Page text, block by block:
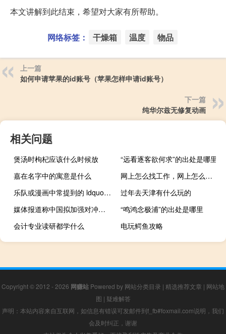
本文讲解到此结束，希望对大家有所帮助。
网络标签： 干燥箱 温度 物品
上一篇
如何申请苹果的id账号（苹果怎样申请id账号）
下一篇
纯华尔兹无修复动画
相关问题
煲汤时枸杞应该什么时候放
“远看逐客欲何求”的出处是哪里
嘉在名字中的寓意是什么
网上怎么找工作，网上怎么找工作
乐队或漫画中常提到的 ldquo 小样 rdquo 是什么意思 英文怎么拼
过年去天津有什么玩的
媒体报道称中国拟加强对冲基金监管？官方回应
“鸣鸿念极浦”的出处是哪里
会计专业读研都学什么
电玩鳄鱼攻略
Copyright © 2012 - 2026 网赚站 Powered by 网站分类目录 | 精选推荐文章 | 网站地
图 | 疑难解答
声明：本站内容来自互联网，如信息有错误可发邮件到f_fb#foxmail.com说明，我们
会及时纠正，谢谢